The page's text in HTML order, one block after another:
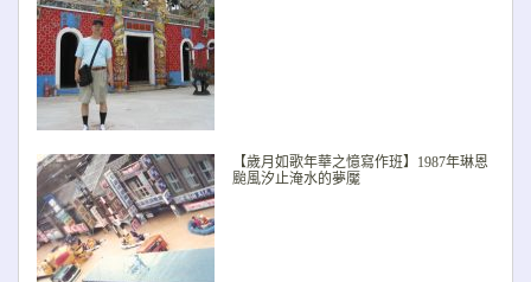
【歲月如歌年華之憶寫作班】1987年琳恩
颱風汐止淹水的夢魘